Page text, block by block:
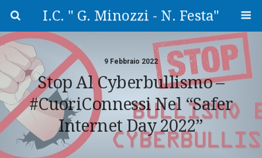
I.C. " G. Minozzi - N. Festa"
9 Febbraio 2022
Stop Al Cyberbullismo –
#CuoriConnessi Nel “Safer
Internet Day 2022”